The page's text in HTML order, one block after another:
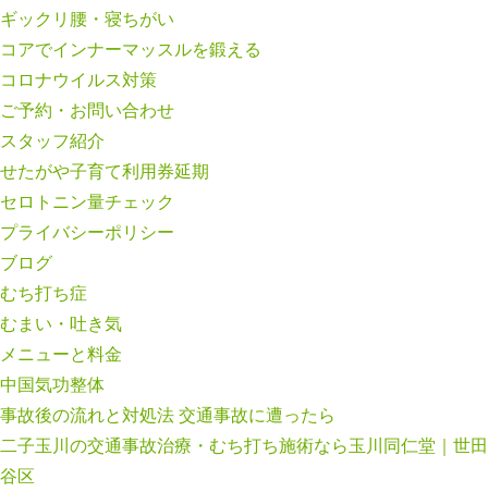
ギックリ腰・寝ちがい
コアでインナーマッスルを鍛える
コロナウイルス対策
ご予約・お問い合わせ
スタッフ紹介
せたがや子育て利用券延期
セロトニン量チェック
プライバシーポリシー
ブログ
むち打ち症
むまい・吐き気
メニューと料金
中国気功整体
事故後の流れと対処法 交通事故に遭ったら
二子玉川の交通事故治療・むち打ち施術なら玉川同仁堂｜世田
谷区